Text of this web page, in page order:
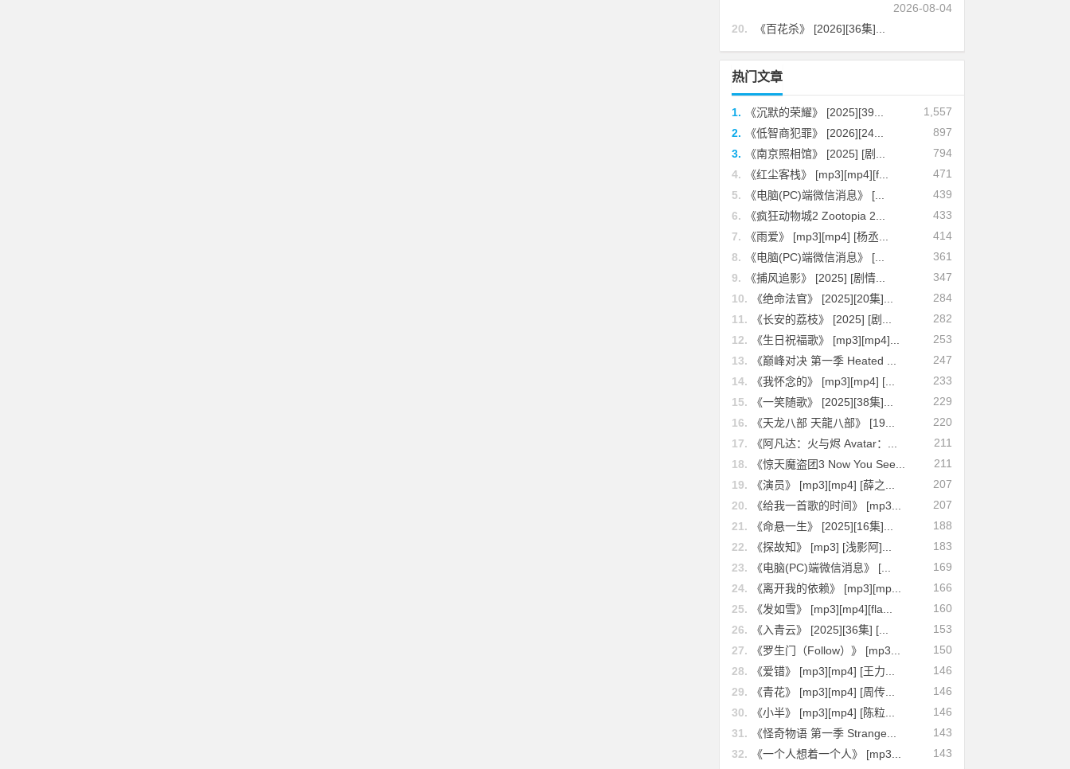
2026-08-04
20.
《百花杀》 [2026][36集]...
热门文章
1,557
1.
《沉默的荣耀》 [2025][39...
897
2.
《低智商犯罪》 [2026][24...
794
3.
《南京照相馆》 [2025] [剧...
471
4.
《红尘客栈》 [mp3][mp4][f...
439
5.
《电脑(PC)端微信消息》 [...
433
6.
《疯狂动物城2 Zootopia 2...
414
7.
《雨爱》 [mp3][mp4] [杨丞...
361
8.
《电脑(PC)端微信消息》 [...
347
9.
《捕风追影》 [2025] [剧情...
284
10.
《绝命法官》 [2025][20集]...
282
11.
《长安的荔枝》 [2025] [剧...
253
12.
《生日祝福歌》 [mp3][mp4]...
247
13.
《巅峰对决 第一季 Heated ...
233
14.
《我怀念的》 [mp3][mp4] [...
229
15.
《一笑随歌》 [2025][38集]...
220
16.
《天龙八部 天龍八部》 [19...
211
17.
《阿凡达：火与烬 Avatar：...
211
18.
《惊天魔盗团3 Now You See...
207
19.
《演员》 [mp3][mp4] [薛之...
207
20.
《给我一首歌的时间》 [mp3...
188
21.
《命悬一生》 [2025][16集]...
183
22.
《探故知》 [mp3] [浅影阿]...
169
23.
《电脑(PC)端微信消息》 [...
166
24.
《离开我的依赖》 [mp3][mp...
160
25.
《发如雪》 [mp3][mp4][fla...
153
26.
《入青云》 [2025][36集] [...
150
27.
《罗生门（Follow）》 [mp3...
146
28.
《爱错》 [mp3][mp4] [王力...
146
29.
《青花》 [mp3][mp4] [周传...
146
30.
《小半》 [mp3][mp4] [陈粒...
143
31.
《怪奇物语 第一季 Strange...
143
32.
《一个人想着一个人》 [mp3...